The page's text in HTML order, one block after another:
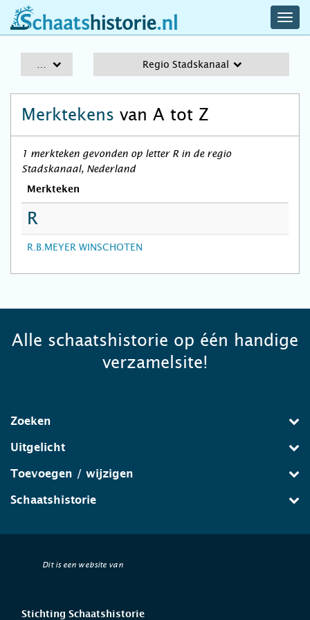
schaatshistorie.nl
Regio Stadskanaal
Merktekens van A tot Z
1 merkteken gevonden op letter R in de regio
Stadskanaal, Nederland
Merkteken
R
R.B.MEYER WINSCHOTEN
Alle schaatshistorie op één handige
verzamelsite!
Zoeken
Uitgelicht
Toevoegen / wijzigen
Schaatshistorie
Dit is een website van
Stichting Schaatshistorie